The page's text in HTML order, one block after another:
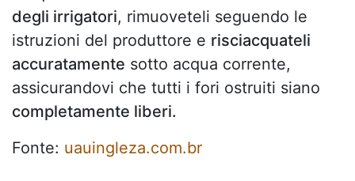
degli irrigatori, rimuoveteli seguendo le
istruzioni del produttore e risciacquateli
accuratamente sotto acqua corrente,
assicurandovi che tutti i fori ostruiti siano
completamente liberi.
Fonte: uauingleza.com.br